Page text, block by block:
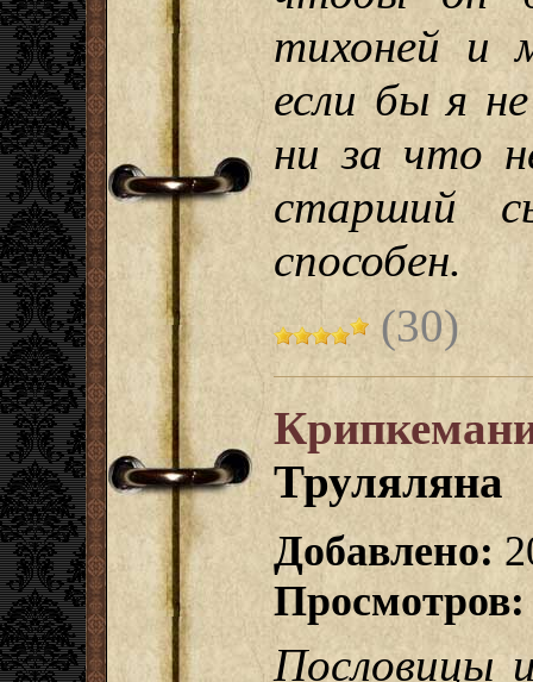
тихоней и
если бы я
ни за что
старший
способен.
(30)
Труляляна
Добавлено:
Просмотров:
Пословицы